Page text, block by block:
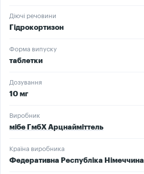
Діючі речовини
Гідрокортизон
Форма випуску
таблетки
Дозування
10 мг
Виробник
мібе ГмбХ Арцнайміттель
Країна виробника
Федеративна Республіка Німеччина